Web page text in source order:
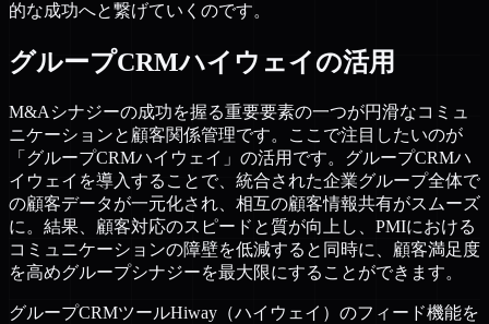
的な成功へと繋げていくのです。
グループCRMハイウェイの活用
M&Aシナジーの成功を握る重要要素の一つが円滑なコミュ
ニケーションと顧客関係管理です。ここで注目したいのが
「グループCRMハイウェイ」の活用です。グループCRMハ
イウェイを導入することで、統合された企業グループ全体で
の顧客データが一元化され、相互の顧客情報共有がスムーズ
に。結果、顧客対応のスピードと質が向上し、PMIにおける
コミュニケーションの障壁を低減すると同時に、顧客満足度
を高めグループシナジーを最大限にすることができます。
グループCRMツールHiway（ハイウェイ）のフィード機能を